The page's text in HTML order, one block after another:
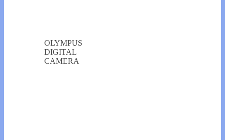
OLYMPUS
DIGITAL
CAMERA